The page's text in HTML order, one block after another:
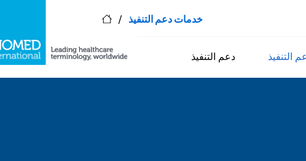
دعم التنفيذ التنفيذ
/ خدمات دعم التنفيذ